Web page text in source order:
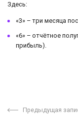
Здесь:
«3» – три месяца
«6» – отчётное
прибыль).
Предыдущая